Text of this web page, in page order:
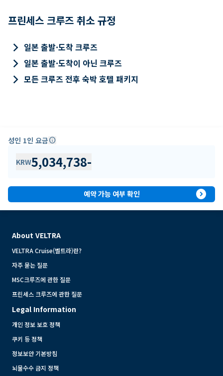
프린세스 크루즈 취소 규정
keyboard_arrow_right 일본 출발·도착 크루즈
keyboard_arrow_right 일본 출발·도착이 아닌 크루즈
keyboard_arrow_right 모든 크루즈 전후 숙박 호텔 패키지
성인 1인 요금info
KRW5,034,738-
예약 가능 여부 확인 expand_circle_right
About VELTRA
VELTRA Cruise(벨트라)란?
자주 묻는 질문
MSC크루즈에 관한 질문
프린세스 크루즈에 관한 질문
Legal Information
개인 정보 보호 정책
쿠키 등 정책
정보보안 기본방침
뇌물수수 금지 정책